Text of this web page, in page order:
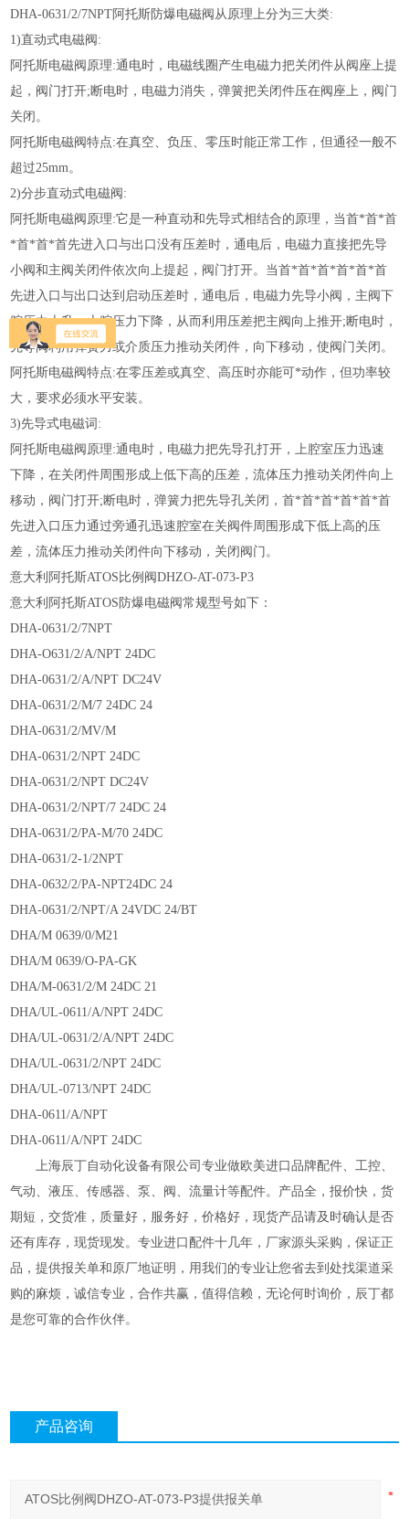
DHA-0631/2/7NPT阿托斯防爆电磁阀从原理上分为三大类:
1)直动式电磁阀:
阿托斯电磁阀原理:通电时，电磁线圈产生电磁力把关闭件从阀座上提
起，阀门打开;断电时，电磁力消失，弹簧把关闭件压在阀座上，阀门
关闭。
阿托斯电磁阀特点:在真空、负压、零压时能正常工作，但通径一般不
超过25mm。
2)分步直动式电磁阀:
阿托斯电磁阀原理:它是一种直动和先导式相结合的原理，当首*首*首
*首*首*首先进入口与出口没有压差时，通电后，电磁力直接把先导
小阀和主阀关闭件依次向上提起，阀门打开。当首*首*首*首*首*首
先进入口与出口达到启动压差时，通电后，电磁力先导小阀，主阀下
腔压力上升，上腔压力下降，从而利用压差把主阀向上推开;断电时，
先导阀利用弹簧力或介质压力推动关闭件，向下移动，使阀门关闭。
阿托斯电磁阀特点:在零压差或真空、高压时亦能可*动作，但功率较
大，要求必须水平安装。
3)先导式电磁词:
阿托斯电磁阀原理:通电时，电磁力把先导孔打开，上腔室压力迅速
下降，在关闭件周围形成上低下高的压差，流体压力推动关闭件向上
移动，阀门打开;断电时，弹簧力把先导孔关闭，首*首*首*首*首*首
先进入口压力通过旁通孔迅速腔室在关阀件周围形成下低上高的压
差，流体压力推动关闭件向下移动，关闭阀门。
意大利阿托斯ATOS比例阀DHZO-AT-073-P3
意大利阿托斯ATOS防爆电磁阀常规型号如下：
DHA-0631/2/7NPT
DHA-O631/2/A/NPT 24DC
DHA-0631/2/A/NPT DC24V
DHA-0631/2/M/7 24DC 24
DHA-0631/2/MV/M
DHA-0631/2/NPT 24DC
DHA-0631/2/NPT DC24V
DHA-0631/2/NPT/7 24DC 24
DHA-0631/2/PA-M/70 24DC
DHA-0631/2-1/2NPT
DHA-0632/2/PA-NPT24DC 24
DHA-0631/2/NPT/A 24VDC 24/BT
DHA/M 0639/0/M21
DHA/M 0639/O-PA-GK
DHA/M-0631/2/M 24DC 21
DHA/UL-0611/A/NPT 24DC
DHA/UL-0631/2/A/NPT 24DC
DHA/UL-0631/2/NPT 24DC
DHA/UL-0713/NPT 24DC
DHA-0611/A/NPT
DHA-0611/A/NPT 24DC
上海辰丁自动化设备有限公司专业做欧美进口品牌配件、工控、
气动、液压、传感器、泵 、 阀 、流量计等配件。 产品全 ，报价快，货
期短 ，交货准 ， 质量好 ， 服务好 ，价格好，现货产品请及时确认是否
还有库存 ，现货现发。专业进口配件十几年，厂家源头采购，保证正
品，提供报关单和原厂地证明，用我们的专业让您省去到处找渠道采
购的麻烦，诚信专业，合作共赢，值得信赖 ，无论何时询价，辰丁都
是您可靠的合作伙伴。
产品咨询